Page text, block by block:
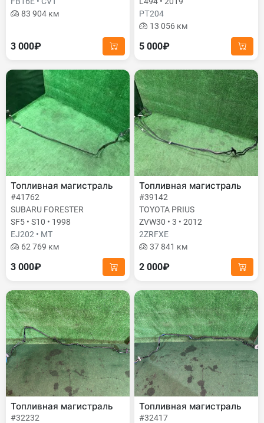
83 904 км
3 000₽
PТ204
13 056 км
5 000₽
Топливная магистраль
#41762
SUBARU FORESTER
SF5 • S10 • 1998
EJ202 • MT
62 769 км
3 000₽
Топливная магистраль
#39142
TOYOTA PRIUS
ZVW30 • 3 • 2012
2ZRFXE
37 841 км
2 000₽
Топливная магистраль
#32232
Топливная магистраль
#32417